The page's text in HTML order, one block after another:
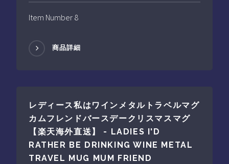
Item Number 8
商品詳細
レディース私はワインメタルトラベルマグ
カムフレンドバースデークリスマスマグ
【楽天海外直送】 - LADIES I'D
RATHER BE DRINKING WINE METAL
TRAVEL MUG MUM FRIEND